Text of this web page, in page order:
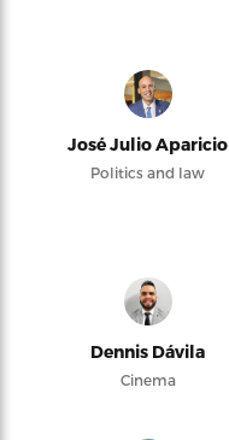
José Julio Aparicio
Politics and law
Dennis Dávila
Cinema